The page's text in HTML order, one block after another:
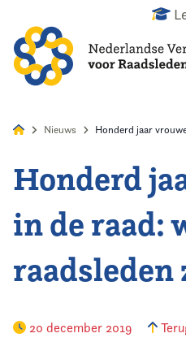
Home
Agenda
Nieuws
Nieuws Honderd jaar
Honderd
in de raad:
raadsleden
20 december 2019